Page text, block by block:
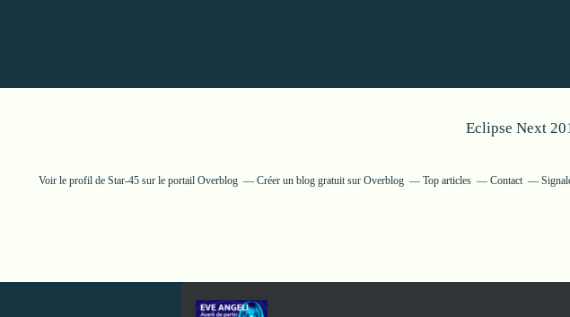
Eclipse Next
Voir le profil de Star-45 sur le portail Overblog Créer un blog gratuit sur Overblog Top articles Contact